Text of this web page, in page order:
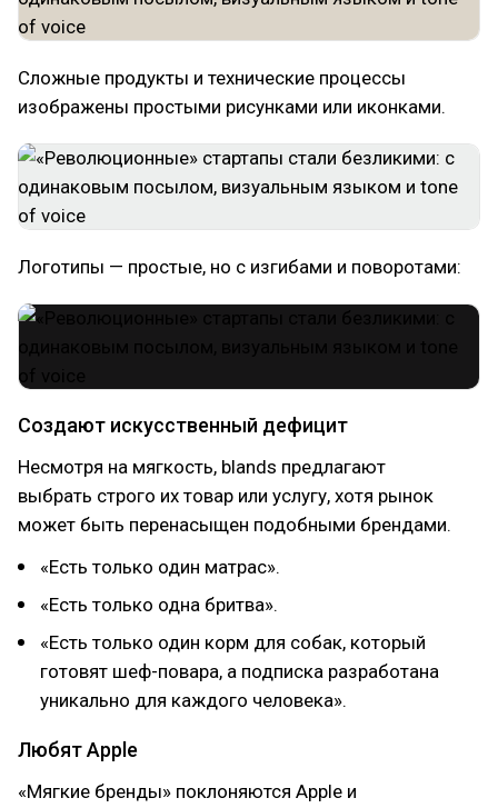
Сложные продукты и технические процессы
изображены простыми рисунками или иконками.
Логотипы — простые, но с изгибами и поворотами:
Создают искусственный дефицит
Несмотря на мягкость, blands предлагают
выбрать строго их товар или услугу, хотя рынок
может быть перенасыщен подобными брендами.
«Есть только один матрас».
«Есть только одна бритва».
«Есть только один корм для собак, который
готовят шеф-повара, а подписка разработана
уникально для каждого человека».
Любят Apple
«Мягкие бренды» поклоняются Apple и